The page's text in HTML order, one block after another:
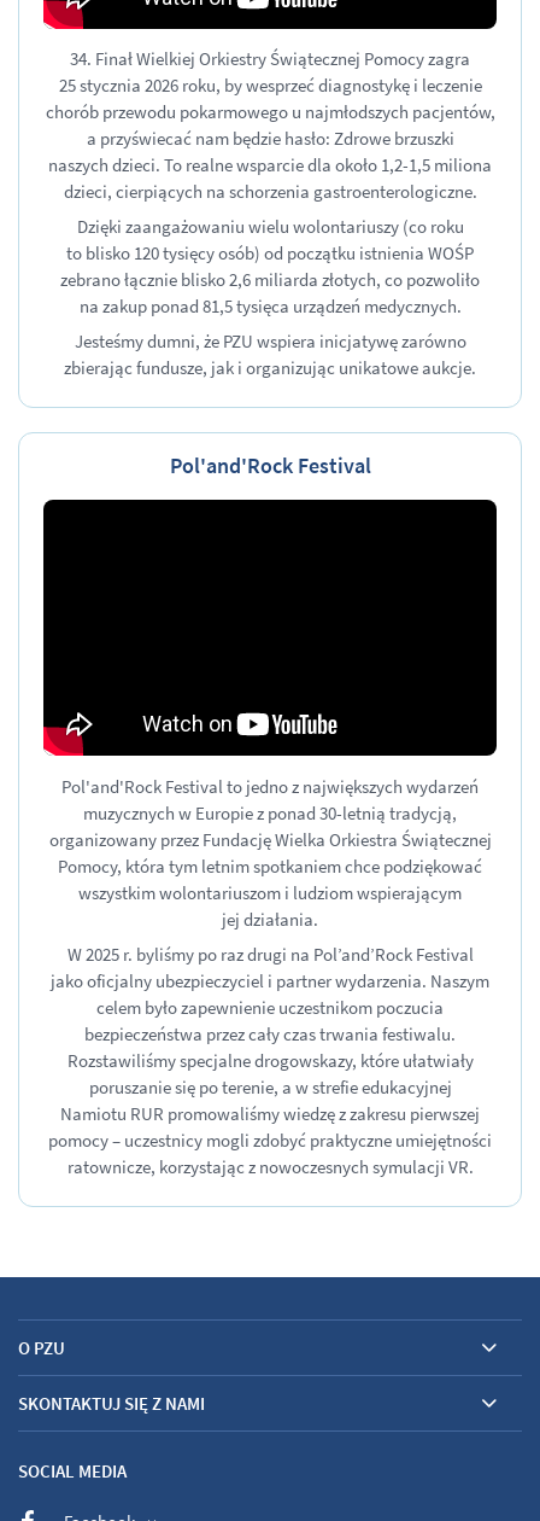
34. Finał Wielkiej Orkiestry Świątecznej Pomocy zagra
25 stycznia 2026 roku, by wesprzeć diagnostykę i leczenie
chorób przewodu pokarmowego u najmłodszych pacjentów,
a przyświecać nam będzie hasło: Zdrowe brzuszki
naszych dzieci. To realne wsparcie dla około 1,2-1,5 miliona
dzieci, cierpiących na schorzenia gastroenterologiczne.
Dzięki zaangażowaniu wielu wolontariuszy (co roku
to blisko 120 tysięcy osób) od początku istnienia WOŚP
zebrano łącznie blisko 2,6 miliarda złotych, co pozwoliło
na zakup ponad 81,5 tysięca urządzeń medycznych.
Jesteśmy dumni, że PZU wspiera inicjatywę zarówno
zbierając fundusze, jak i organizując unikatowe aukcje.
Pol'and'Rock Festival
Pol'and'Rock Festival to jedno z największych wydarzeń
muzycznych w Europie z ponad 30-letnią tradycją,
organizowany przez Fundację Wielka Orkiestra Świątecznej
Pomocy, która tym letnim spotkaniem chce podziękować
wszystkim wolontariuszom i ludziom wspierającym
jej działania.
W 2025 r. byliśmy po raz drugi na Pol’and’Rock Festival
jako oficjalny ubezpieczyciel i partner wydarzenia. Naszym
celem było zapewnienie uczestnikom poczucia
bezpieczeństwa przez cały czas trwania festiwalu.
Rozstawiliśmy specjalne drogowskazy, które ułatwiały
poruszanie się po terenie, a w strefie edukacyjnej
Namiotu RUR promowaliśmy wiedzę z zakresu pierwszej
pomocy – uczestnicy mogli zdobyć praktyczne umiejętności
ratownicze, korzystając z nowoczesnych symulacji VR.
O PZU
SKONTAKTUJ SIĘ Z NAMI
SOCIAL MEDIA